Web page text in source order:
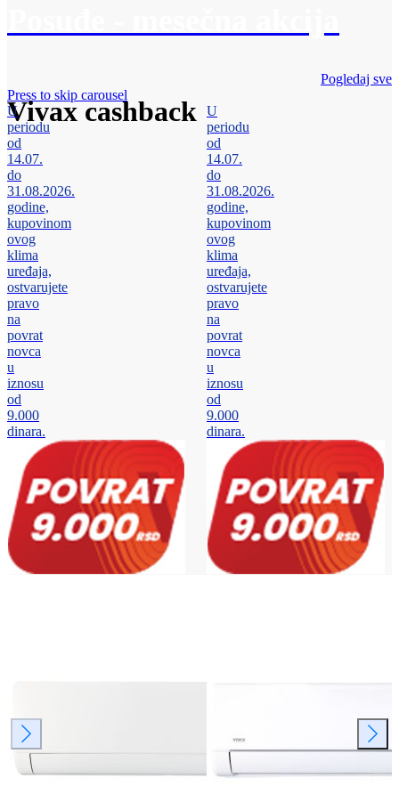
Vivax cashback
Pogledaj sve
Press to skip carousel
U
periodu
od
14.07.
do
31.08.2026.
godine,
kupovinom
ovog
klima
uređaja,
ostvarujete
pravo
na
povrat
novca
u
iznosu
od
9.000
dinara.
U
periodu
od
14.07.
do
31.08.2026.
godine,
kupovinom
ovog
klima
uređaja,
ostvarujete
pravo
na
povrat
novca
u
iznosu
od
9.000
dinara.